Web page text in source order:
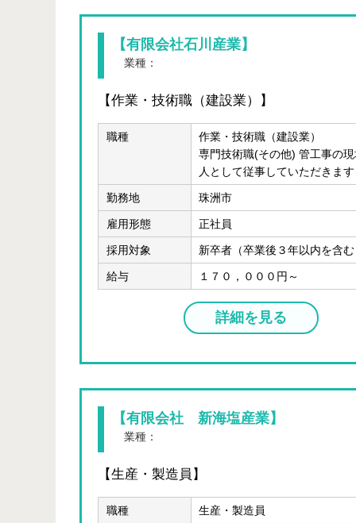
【有限会社石川産業】
業種：
【作業・技術職（建設業）】
職種
作業・技術職（建設業）
専門技術職(その他) 管工事の
人として従事していただきます
勤務地 珠洲市
雇用形態 正社員
採用対象 新卒者（卒業後３年以内を含
給与 １７０，０００円～
詳細を見る
【有限会社 新海塩産業】
業種：
【生産・製造員】
職種 生産・製造員